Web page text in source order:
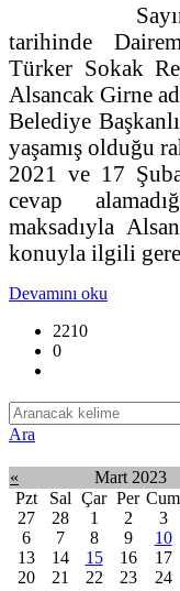
Sayın
tarihinde
Türker Sokak
Alsancak Girne
Belediye
yaşamış olduğu
2021 ve 17
cevap
maksadıyla
konuyla ilgili
Devamını oku
2210
0
Ara
« Mart 2023
Pzt
Sal Çar Per Cum
27
28 1 2 3
6
7 8 9 10
13
14 15 16 17
20
21 22 23 24